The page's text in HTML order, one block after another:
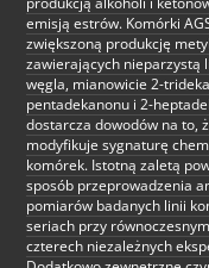
emisją estrów. Komórki
zwiększoną produkcję
zawierających nieparzystą
węgla, mianowicie 2-
pentadekanonu i 2-
dostarcza dowodów na to,
modyfikuje sygnaturę
komórek. Istotną zaletą
sposób przeprowadzenia
pomiarów badanych linii
seriach przy
czterech niezależnych